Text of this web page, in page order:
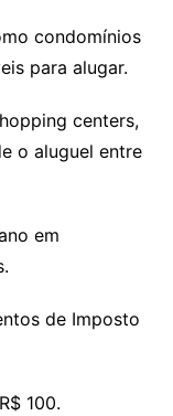
condomínios
para alugar.
centers,
o aluguel entre
em
de Imposto
100.